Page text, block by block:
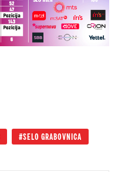
SELO GRABOVNICA